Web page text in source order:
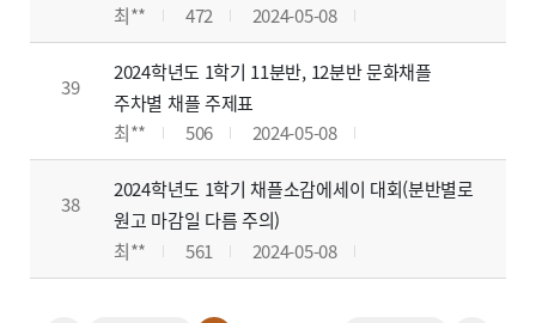
최**
472 2024-05-08
39
2024학년도 1학기 11분반, 12분반 문화채플
주차별 채플 주제표
최**
506 2024-05-08
38
2024학년도 1학기 채플소감에세이 대회(분반별로
원고 마감일 다름 주의)
최**
561 2024-05-08